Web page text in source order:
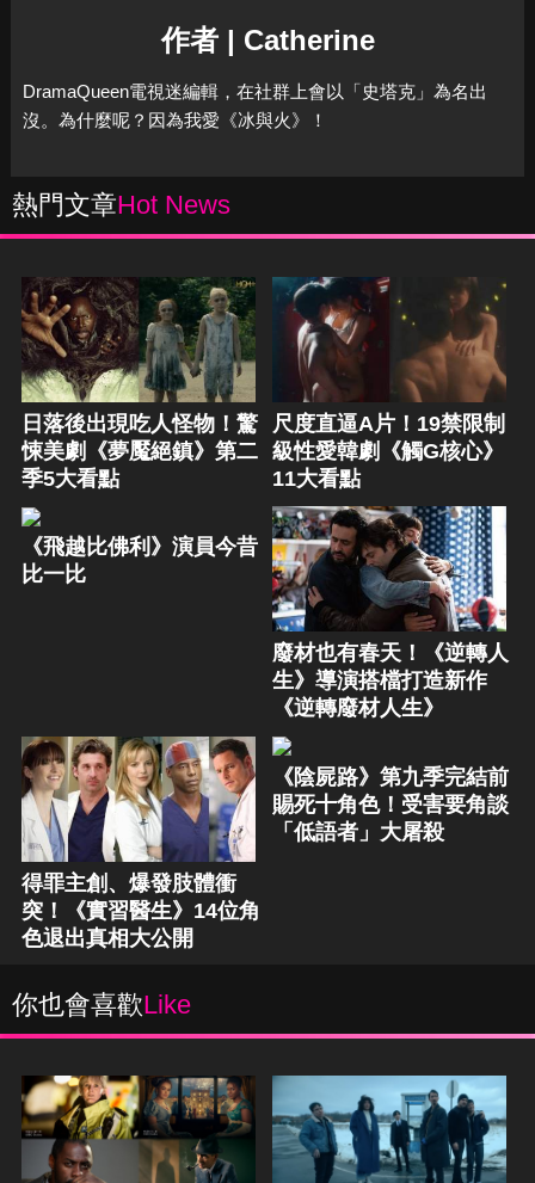
作者 | Catherine
DramaQueen電視迷編輯，在社群上會以「史塔克」為名出
沒。為什麼呢？因為我愛《冰與火》！
熱門文章Hot News
日落後出現吃人怪物！驚
悚美劇《夢魘絕鎮》第二
季5大看點
尺度直逼A片！19禁限制
級性愛韓劇《觸G核心》
11大看點
《飛越比佛利》演員今昔
比一比
廢材也有春天！《逆轉人
生》導演搭檔打造新作
《逆轉廢材人生》
得罪主創、爆發肢體衝
突！《實習醫生》14位角
色退出真相大公開
《陰屍路》第九季完結前
賜死十角色！受害要角談
「低語者」大屠殺
你也會喜歡Like